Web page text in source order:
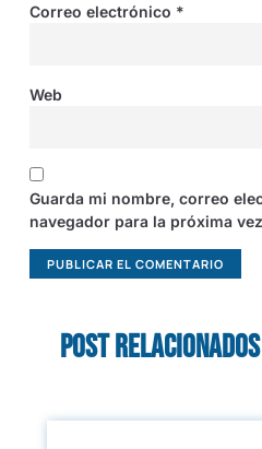
Correo electrónico *
Web
Guarda mi nombre, correo
navegador para la próxima
Post relacionados